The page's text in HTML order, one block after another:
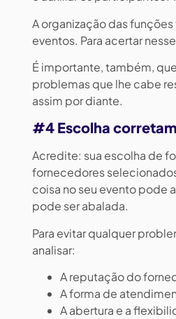
A organização das
eventos. Para acertar
É importante, também,
problemas que lhe cabe
assim por diante.
#4 Escolha
Acredite: sua escolha de
fornecedores
coisa no seu evento
pode ser abalada.
Para evitar qualquer
analisar:
A reputação do
A forma de
A abertura e a